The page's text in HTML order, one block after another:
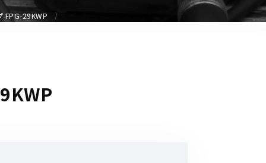
ドライブレコーダー
FPG-29KWP